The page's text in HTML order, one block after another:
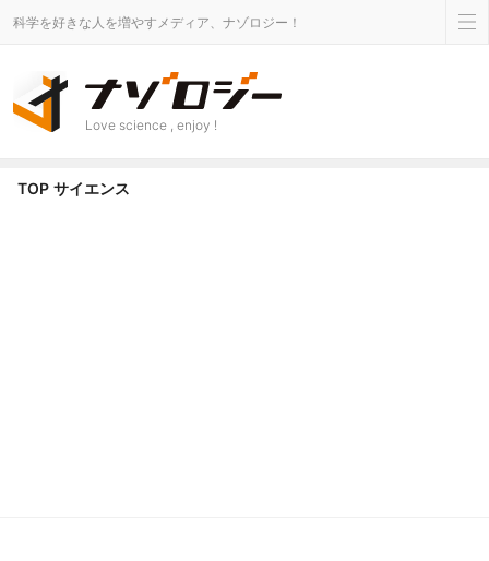
科学を好きな人を増やすメディア、ナゾロジー！
Love science , enjoy !
TOP サイエンス